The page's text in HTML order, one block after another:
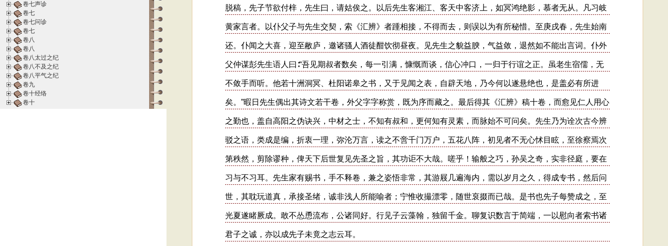
卷七声诊
卷七
卷七问诊
卷七
卷八
卷八
卷八太过之纪
卷八不及之纪
卷八平气之纪
卷九
卷十经络
卷十